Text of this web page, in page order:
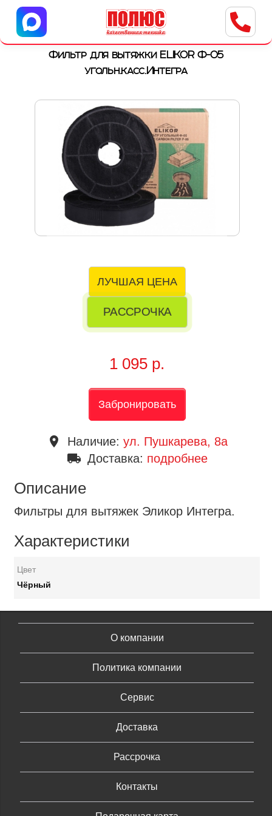
Центр бытовой техники
г. Ульяновск, ул. Пушкарева, 8a
Фильтр для вытяжки ELIKOR Ф-05
угольн.касс.Интегра
ЛУЧШАЯ ЦЕНА
РАССРОЧКА
1 095 р.
Забронировать
place Наличие: ул. Пушкарева, 8a
local_shipping Доставка: подробнее
Описание
Фильтры для вытяжек Эликор Интегра.
Характеристики
Цвет
Чёрный
О компании
Политика компании
Сервис
Доставка
Рассрочка
Контакты